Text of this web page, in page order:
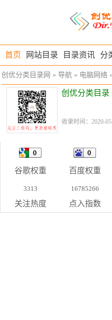
首页 网站目录 目录资讯 分
创优分类目录网 » 导航 » 电脑网络 »
创优分类目录
收录时间：2020-
谷歌权重 百度权重
3313
关注热度
16785266
点入指数